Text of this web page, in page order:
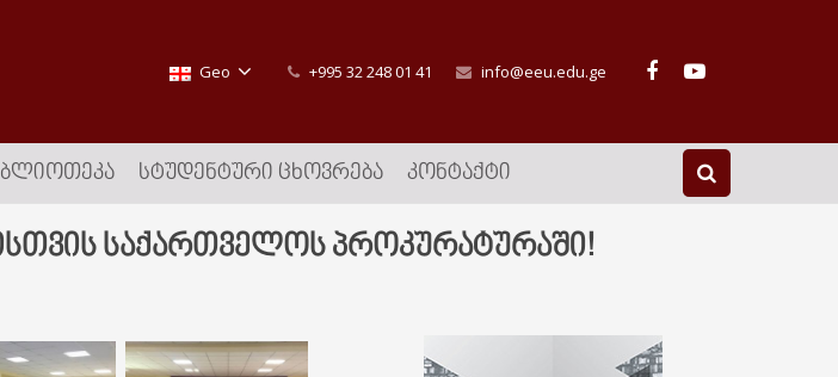
Geo +995 32 248 01 41 info@eeu.edu.ge
ᲡᲢᲣᲓᲔᲜᲢᲣᲠᲘ ᲪᲮᲝᲕᲠᲔᲑᲐ ᲙᲝᲜᲢᲐᲥᲢᲘ
საქართველოს პროკურატურაში!